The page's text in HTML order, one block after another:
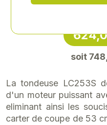
soit
La tondeuse LC253S
d'un moteur puissant
eliminant ainsi les
carter de coupe de 53